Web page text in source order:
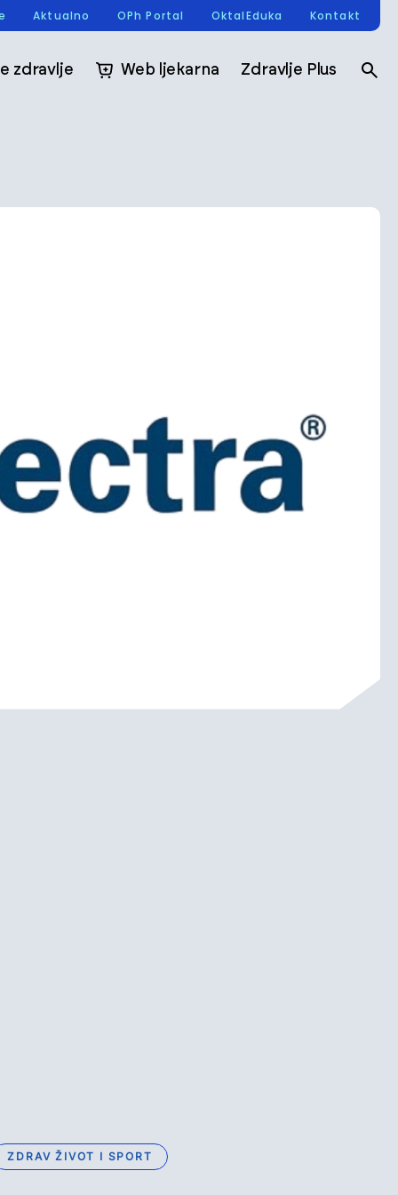
Aktualno OPh Portal OktalEduka Kontakt
zdravlje Web ljekarna Zdravlje Plus
ZDRAV ŽIVOT I SPORT